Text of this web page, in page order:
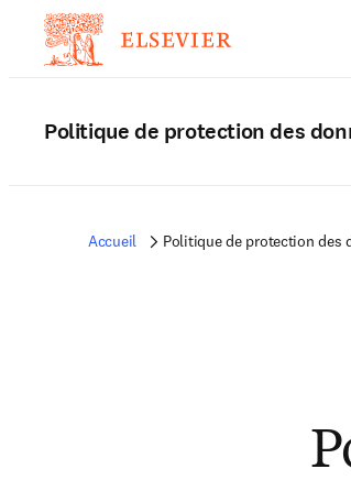
Politique de protection des
Accueil Politique de protection des